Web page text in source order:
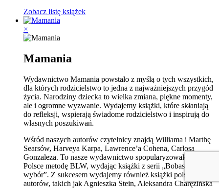
Zobacz listę książek
×
Mamania
Wydawnictwo Mamania powstało z myślą o tych wszystkich,
dla których rodzicielstwo to jedna z najważniejszych przygód
życia. Narodziny dziecka to wielka zmiana, piękne momenty,
ale i ogromne wyzwanie. Wydajemy książki, które skłaniają
do refleksji, wspierają świadome rodzicielstwo i inspirują do
własnych poszukiwań.
Wśród naszych autorów czytelnicy znajdą Williama i Marthę
Searsów, Harveya Karpa, Lawrence’a Cohena, Carlosa
Gonzaleza. To nasze wydawnictwo spopularyzowało w
Polsce metodę BLW, wydając książki z serii „Bobas lubi
wybór”. Z sukcesem wydajemy również książki polskich
autorów, takich jak Agnieszka Stein, Aleksandra Charęzińska